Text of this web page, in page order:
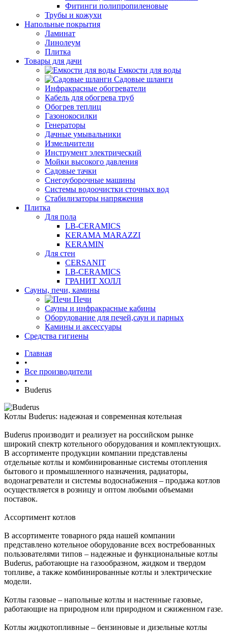
Фитинги полипропиленовые
Трубы и кожухи
Напольные покрытия
Ламинат
Линолеум
Плитка
Товары для дачи
Емкости для воды
Садовые шланги
Инфракрасные обогреватели
Кабель для обогрева труб
Обогрев теплиц
Газонокосилки
Генераторы
Дачные умывальники
Измельчители
Инструмент электрический
Мойки высокого давления
Садовые тачки
Снегоуборочные машины
Системы водоочистки сточных вод
Стабилизаторы напряжения
Плитка
Для пола
LB-CERAMICS
KERAMA MARAZZI
KERAMIN
Для стен
CERSANIT
LB-CERAMICS
ГРАНИТ ХОЛЛ
Сауны, печи, камины
Печи
Сауны и инфракрасные кабины
Оборудование для печей,саун и парных
Камины и аксессуары
Средства гигиены
Главная
•
Все производители
•
Buderus
Котлы Buderus: надежная и современная котельная
Buderus производит и реализует на российском рынке
широкий спектр котельного оборудования и комплектующих.
В ассортименте продукции компании представлены
отдельные котлы и комбинированные системы отопления
бытового и промышленного назначения, радиаторы,
водонагреватели и системы водоснабжения – продажа котлов
осуществляется в розницу и оптом любыми объемами
поставок.
Ассортимент котлов
В ассортименте товарного ряда нашей компании
представлено котельное оборудование всех востребованных
пользователями типов – надежные и функциональные котлы
Buderus, работающие на газообразном, жидком и твердом
топливе, а также комбинированные котлы и электрические
модели.
Котлы газовые – напольные котлы и настенные газовые,
работающие на природном или природном и сжиженном газе.
Котлы жидкотопливные – бензиновые и дизельные котлы